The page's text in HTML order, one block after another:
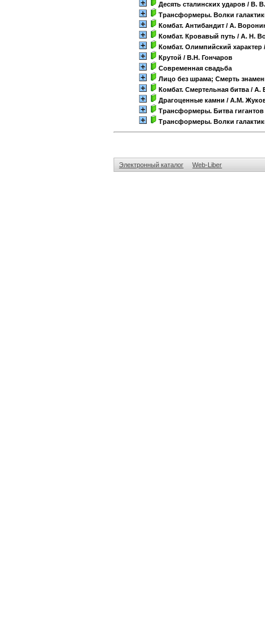
Десять сталинских ударов / В.
Трансформеры. Волки
Комбат. Антибандит / А.
Комбат. Кровавый путь / А. Н.
Комбат. Олимпийский характер
Крутой / В.Н. Гончаров
Современная свадьба
Лицо без шрама; Смерть
Комбат. Смертельная битва / А.
Драгоценные камни / А.М.
Трансформеры. Битва гигантов
Трансформеры. Волки
Электронный каталог Web-Liber